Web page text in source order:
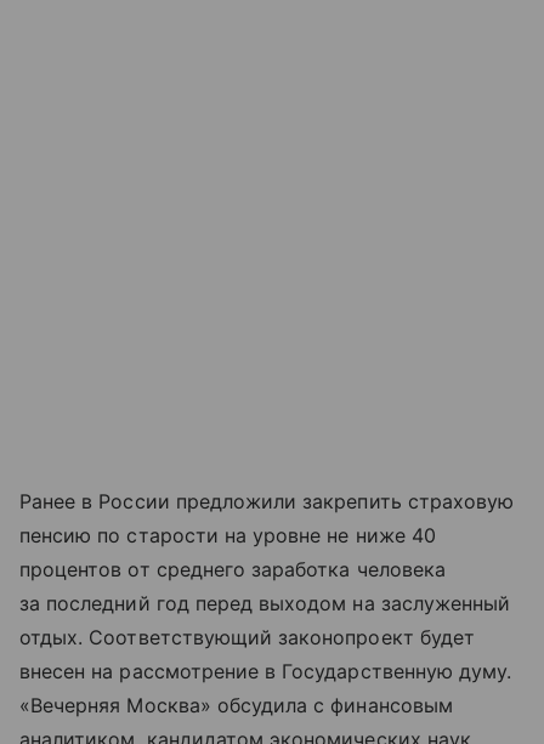
Ранее в России предложили закрепить страховую
пенсию по старости на уровне не ниже 40
процентов от среднего заработка человека
за последний год перед выходом на заслуженный
отдых. Соответствующий законопроект будет
внесен на рассмотрение в Государственную думу.
«Вечерняя Москва» обсудила с финансовым
аналитиком, кандидатом экономических наук